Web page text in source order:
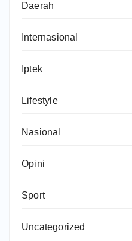
Daerah
Internasional
Iptek
Lifestyle
Nasional
Opini
Sport
Uncategorized